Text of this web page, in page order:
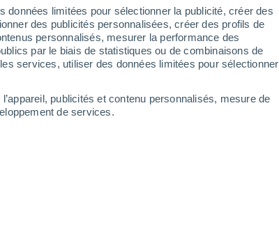
limitées pour sélectionner la publicité, créer des
des publicités personnalisées, créer des profils de
personnalisés, mesurer la performance des
par le biais de statistiques ou de combinaisons de
services, utiliser des données limitées pour sélectionner
publicités et contenu personnalisés, mesure de
de services.
34°
Rovenki
Leaflet